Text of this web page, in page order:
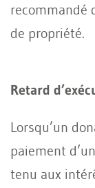
recommandé
de propriété.
Retard
Lorsqu’un
paiement
tenu aux